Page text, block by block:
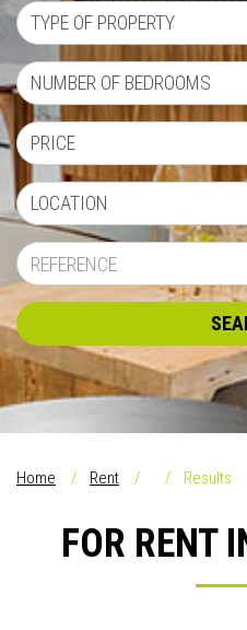
TYPE OF PROPERTY
NUMBER OF BEDROOMS
PRICE
LOCATION
Home Rent Results
FOR RENT